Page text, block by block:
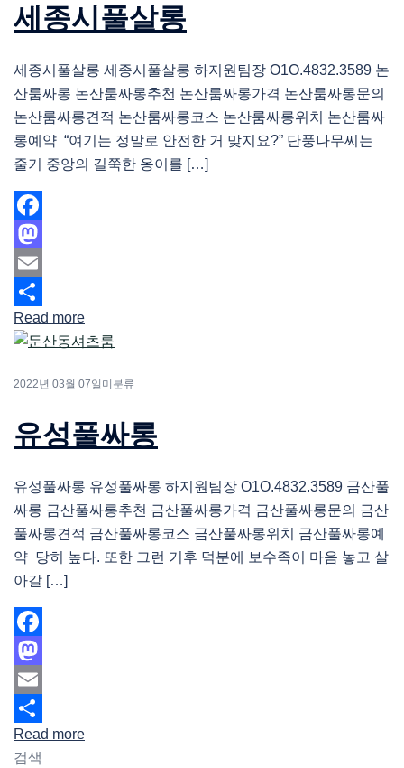
세종시풀살롱
세종시풀살롱 세종시풀살롱 하지원팀장 O1O.4832.3589 논
산룸싸롱 논산룸싸롱추천 논산룸싸롱가격 논산룸싸롱문의
논산룸싸롱견적 논산룸싸롱코스 논산룸싸롱위치 논산룸싸
롱예약 “여기는 정말로 안전한 거 맞지요?” 단풍나무씨는
줄기 중앙의 길쭉한 옹이를 […]
Facebook
Mastodon
Email
Share
Read more
2022년 03월 07일 미분류
유성풀싸롱
유성풀싸롱 유성풀싸롱 하지원팀장 O1O.4832.3589 금산풀
싸롱 금산풀싸롱추천 금산풀싸롱가격 금산풀싸롱문의 금산
풀싸롱견적 금산풀싸롱코스 금산풀싸롱위치 금산풀싸롱예
약 당히 높다. 또한 그런 기후 덕분에 보수족이 마음 놓고 살
아갈 […]
Facebook
Mastodon
Email
Share
Read more
검색